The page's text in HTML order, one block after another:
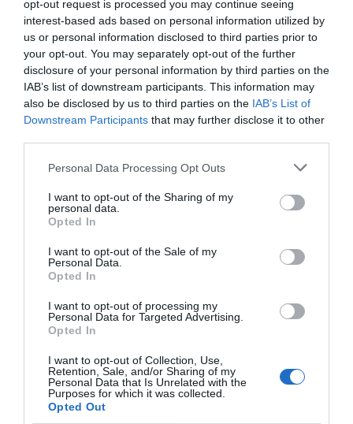
opt-out request is processed you may continue seeing
interest-based ads based on personal information utilized by
us or personal information disclosed to third parties prior to
your opt-out. You may separately opt-out of the further
disclosure of your personal information by third parties on the
IAB’s list of downstream participants. This information may
also be disclosed by us to third parties on the IAB’s List of
Downstream Participants that may further disclose it to other
Personal Data Processing Opt Outs
I want to opt-out of the Sharing of my
personal data.
Opted In
I want to opt-out of the Sale of my
Personal Data.
Opted In
I want to opt-out of processing my
Personal Data for Targeted Advertising.
Opted In
I want to opt-out of Collection, Use,
Retention, Sale, and/or Sharing of my
Personal Data that Is Unrelated with the
Purposes for which it was collected.
Opted Out
Soppor Kyckling Vardag
Fransk mat
Kokt mat
Matlåda
Uppskattat näringsvärde per portion:
489 kcal
Publicerat:2010-08-08,Uppdaterat: 2020-11-20